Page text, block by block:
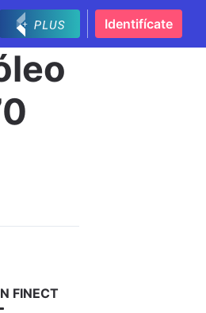
Identifícate
FINECT